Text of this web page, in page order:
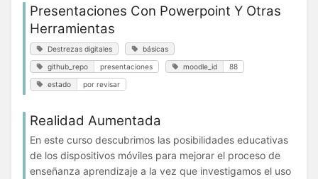
Presentaciones Con Powerpoint Y Otras
Herramientas
Destrezas digitales básicas
github_repo presentaciones moodle_id 88
estado por revisar
Realidad Aumentada
En este curso descubrimos las posibilidades educativas
de los dispositivos móviles para mejorar el proceso de
enseñanza aprendizaje a la vez que investigamos el uso